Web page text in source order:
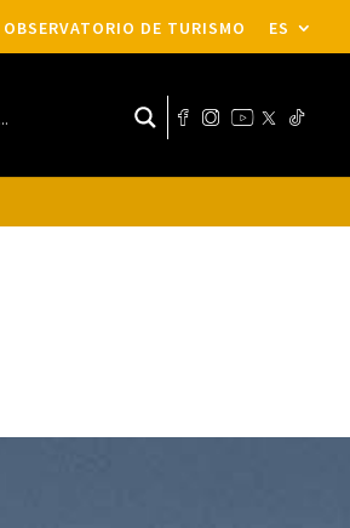
OBSERVATORIO DE TURISMO ES